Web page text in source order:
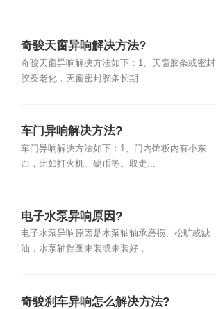
奇骏天窗异响解决方法?
奇骏天窗异响解决方法如下：1、天窗胶条或密封
胶圈老化，天窗密封胶条长期...
车门异响解决方法?
车门异响解决方法如下：1、门内饰板内有小东
西，比如打火机、硬币等。取走...
电子水泵异响原因?
电子水泵异响原因是水泵轴轴承磨损、松旷或缺
油，水泵轴挡圈未装或未装好，...
奇骏刹车异响怎么解决方法?